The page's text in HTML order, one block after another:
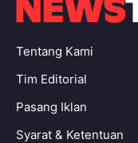
Tentang Kami
Tim Editorial
Pasang Iklan
Syarat & Ketentuan